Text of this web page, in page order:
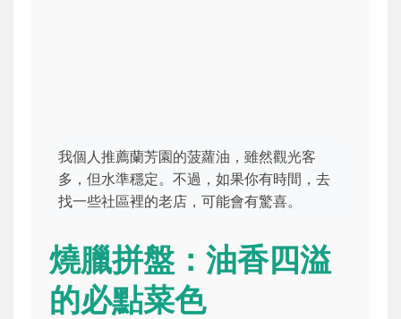
我個人推薦蘭芳園的菠蘿油，雖然觀光客
多，但水準穩定。不過，如果你有時間，去
找一些社區裡的老店，可能會有驚喜。
燒臘拼盤：油香四溢
的必點菜色